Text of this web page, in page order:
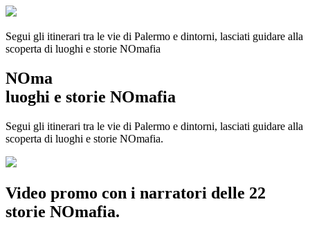
Segui gli itinerari tra le vie di Palermo e dintorni, lasciati guidare alla
scoperta di luoghi e storie NOmafia
NOma
luoghi e storie NOmafia
Segui gli itinerari tra le vie di Palermo e dintorni, lasciati guidare alla
scoperta di luoghi e storie NOmafia.
Video promo con i narratori delle 22
storie NOmafia.